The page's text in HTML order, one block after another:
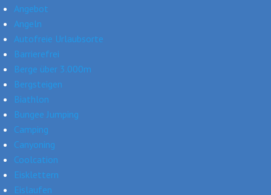
Angebot
Angeln
Autofreie Urlaubsorte
Barrierefrei
Berge über 3.000m
Bergsteigen
Biathlon
Bungee Jumping
Camping
Canyoning
Coolcation
Eisklettern
Eislaufen